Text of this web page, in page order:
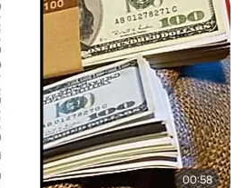
00:58